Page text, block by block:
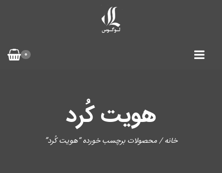
0
هویت کُرد
خانه/ محصولات برچسب خورده “هویت کُرد”